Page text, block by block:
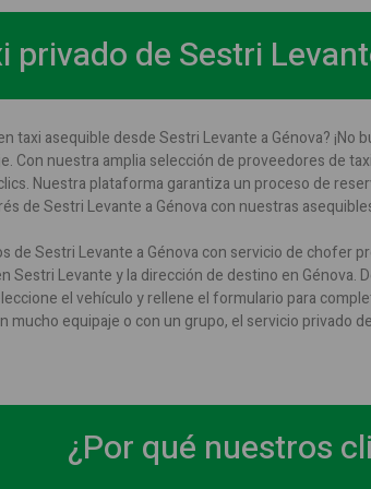
privado de Sestri
taxi asequible desde Sestri Levante a Génova?
Con nuestra amplia selección de proveedores de
Nuestra plataforma garantiza un proceso de
de Sestri Levante a Génova con nuestras
de Sestri Levante a Génova con servicio de chofer
Sestri Levante y la dirección de destino en
el vehículo y rellene el formulario para
mucho equipaje o con un grupo, el servicio privado
¿Por qué nuestros